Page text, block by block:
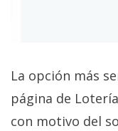
El Grupo
Informático
(CC) 2006-
La opción más
página de
con motivo del